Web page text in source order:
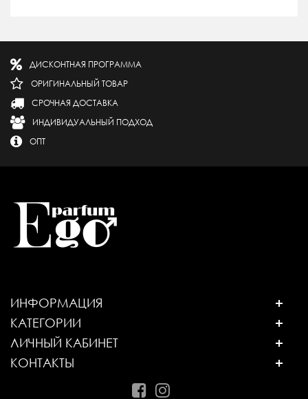
ДИСКОНТНАЯ ПРОГРАММА
ОРИГИНАЛЬНЫЙ ТОВАР
СРОЧНАЯ ДОСТАВКА
ИНДИВИДУАЛЬНЫЙ ПОДХОД
ОПТ
ИНФОРМАЦИЯ
КАТЕГОРИИ
ЛИЧНЫЙ КАБИНЕТ
КОНТАКТЫ